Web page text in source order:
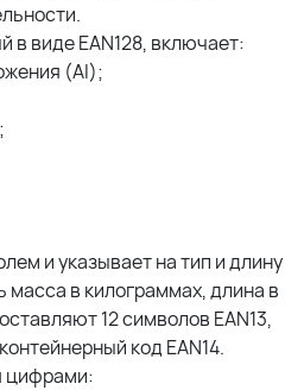
в виде EAN128, включает:
(AI);
и указывает на тип и длину
в килограммах, длина в
12 символов EAN13,
код EAN14.
цифрами: